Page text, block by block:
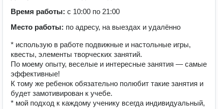
Время работы: с 10:00 по 21:00
Место работы: по адресу, на выездах и удалённо
* использую в работе подвижные и настольные игры,
квесты, элементы творческих занятий.
По моему опыту, веселые и интересные занятия — самые
эффективные!
К тому же ребенок обязательно полюбит такие занятия и
будет замотивирован к учебе.
* мой подход к каждому ученику всегда индивидуальный,